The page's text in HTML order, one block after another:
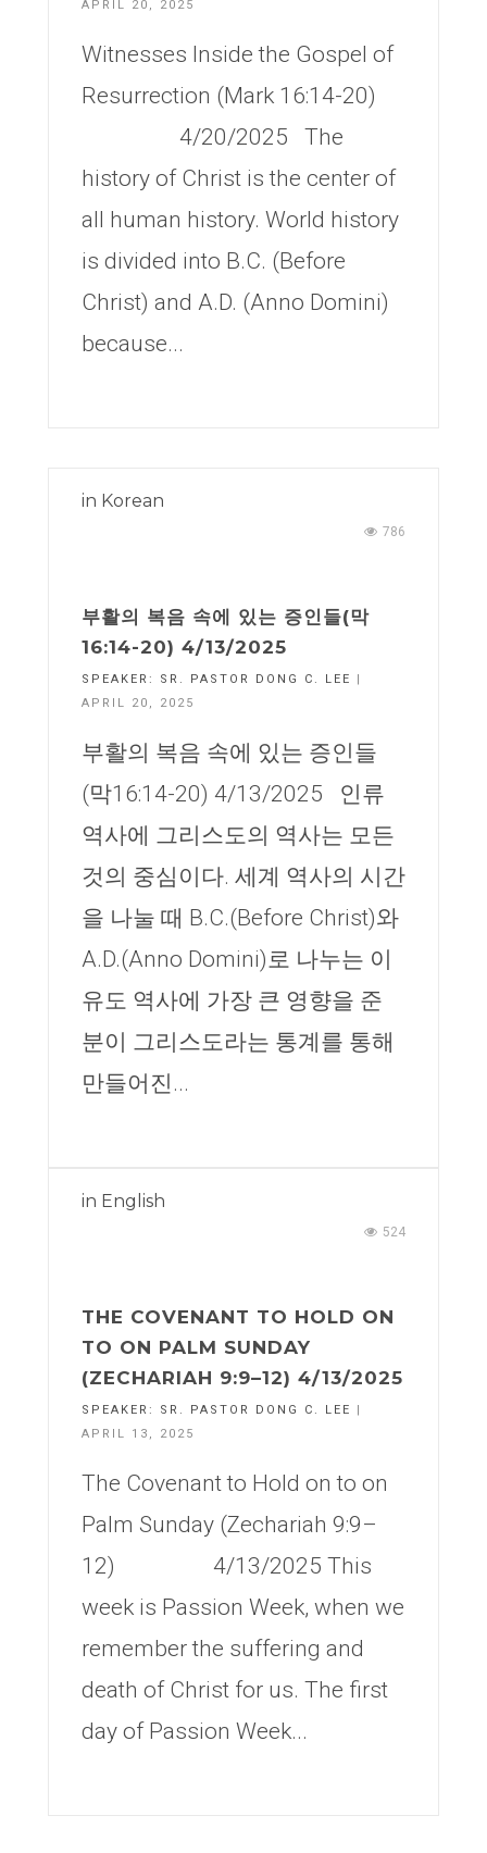
APRIL 20, 2025
Witnesses Inside the Gospel of
Resurrection (Mark 16:14-20)
4/20/2025 The
history of Christ is the center of
all human history. World history
is divided into B.C. (Before
Christ) and A.D. (Anno Domini)
because...
in Korean
786
부활의 복음 속에 있는 증인들(막
16:14-20) 4/13/2025
SPEAKER: SR. PASTOR DONG C. LEE
|
APRIL 20, 2025
부활의 복음 속에 있는 증인들
(막16:14-20) 4/13/2025 인류
역사에 그리스도의 역사는 모든
것의 중심이다. 세계 역사의 시간
을 나눌 때 B.C.(Before Christ)와
A.D.(Anno Domini)로 나누는 이
유도 역사에 가장 큰 영향을 준
분이 그리스도라는 통계를 통해
만들어진...
in English
524
THE COVENANT TO HOLD ON
TO ON PALM SUNDAY
(ZECHARIAH 9:9–12) 4/13/2025
SPEAKER: SR. PASTOR DONG C. LEE
|
APRIL 13, 2025
The Covenant to Hold on to on
Palm Sunday (Zechariah 9:9–
12) 4/13/2025 This
week is Passion Week, when we
remember the suffering and
death of Christ for us. The first
day of Passion Week...